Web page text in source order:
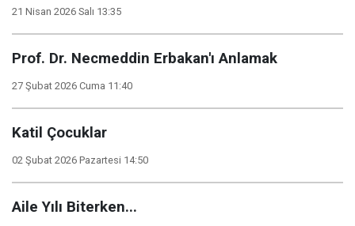
21 Nisan 2026 Salı 13:35
Prof. Dr. Necmeddin Erbakan'ı Anlamak
27 Şubat 2026 Cuma 11:40
Katil Çocuklar
02 Şubat 2026 Pazartesi 14:50
Aile Yılı Biterken...